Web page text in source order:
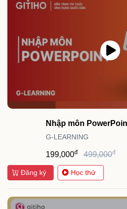
Nhập môn
G-LEARNING
199,000đ 499,000đ
Đăng ký Học thử